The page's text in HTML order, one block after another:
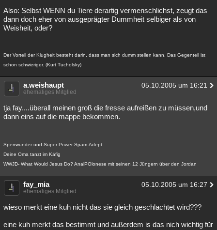
Also: Selbst WENN du Tiere derartig vermenschlichst, zeugt das
dann doch eher von ausgeprägter Dummheit selbiger als von
Weisheit, oder?
Der Vorteil der Klugheit besteht darin, dass man sich dumm stellen kann. Das Gegenteil ist
schon schwieriger. (Kurt Tucholsky)
a.weishaupt 05.10.2005 um 16:21
ehemaliges Mitglied
tja fay....überall meinen groß die fresse aufreißen zu müssen,und
dann eins auf die mappe bekommen.
Sperrwunder und Super-Power-Spam-Adept
Deine Oma tanzt im Käfig
WWJD- What Would Jesus Do? AnalPOlonese mit seinen 12 Jüngern über den Jordan
fay_mia 05.10.2005 um 16:27
ehemaliges Mitglied
wieso merkt eine kuh nicht das sie gleich geschlachtet wird???
eine kuh merkt das bestimmt und außerdem is das nich wichtig für